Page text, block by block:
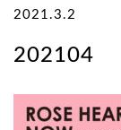
2021.3.2
202104